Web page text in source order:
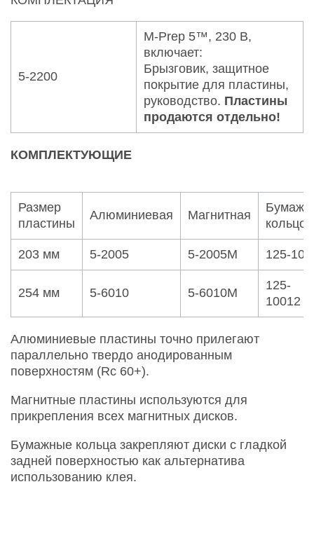
5-2200
M-Prep 5™, 230 В,
включает:
Брызговик, защитное
покрытие для пластины,
руководство. Пластины
продаются отдельно!
КОМПЛЕКТУЮЩИЕ
Размер
пластины
Алюминиевая Магнитная
кольцо
203 мм 5-2005 5-2005M 125-
254 мм 5-6010 5-6010M
125-
10012
Алюминиевые пластины точно прилегают
параллельно твердо анодированным
поверхностям (Rc 60+).
Магнитные пластины используются для
прикрепления всех магнитных дисков.
Бумажные кольца закрепляют диски с гладкой
задней поверхностью как альтернатива
использованию клея.